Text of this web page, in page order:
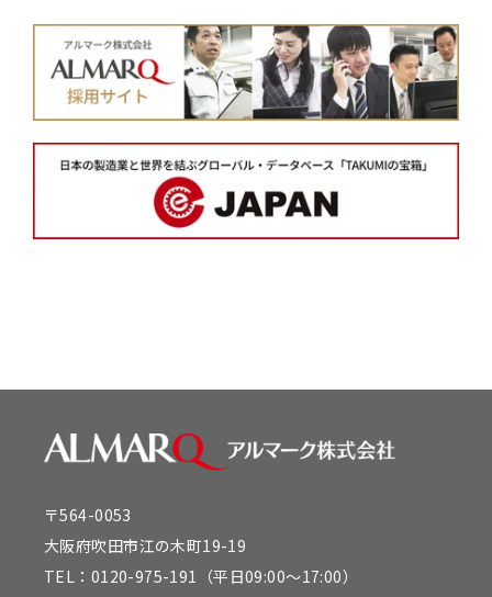
〒564-0053
大阪府吹田市江の木町19-19
TEL： 0120-975-191 （平日09:00～17:00）